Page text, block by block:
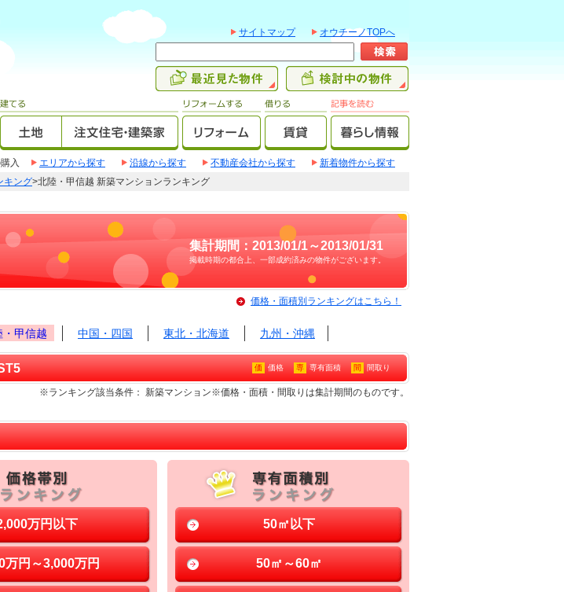
サイトマップ オウチーノTOPへ
購入 エリアから探す 沿線から探す 不動産会社から探す
新着物件から探す
キング>北陸・甲信越 新築マンションランキング
集計期間：2013/01/1～2013/01/31
掲載時期の都合上、一部成約済みの物件がございます。
価格・面積別ランキングはこちら！
・甲信越 中国・四国 東北・北海道 九州・沖縄
価 価格 専 専有面積 間 間取り
※ランキング該当条件： 新築マンション※価格・面積・間取りは集計期間のものです。
万円以下
万円～3,000万円
50㎡以下
50㎡～60㎡